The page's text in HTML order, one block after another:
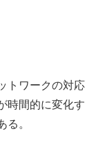
トワークの対応
時間的に変化す
る。